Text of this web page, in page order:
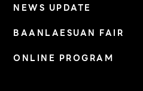
NEWS UPDATE
BAANLAESUAN FAIR
ONLINE PROGRAM